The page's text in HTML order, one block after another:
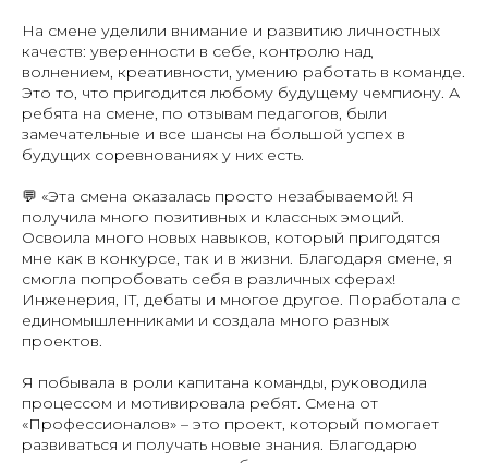
На смене уделили внимание и развитию личностных
качеств: уверенности в себе, контролю над
волнением, креативности, умению работать в команде.
Это то, что пригодится любому будущему чемпиону. А
ребята на смене, по отзывам педагогов, были
замечательные и все шансы на большой успех в
будущих соревнованиях у них есть.
💬 «Эта смена оказалась просто незабываемой! Я
получила много позитивных и классных эмоций.
Освоила много новых навыков, который пригодятся
мне как в конкурсе, так и в жизни. Благодаря смене, я
смогла попробовать себя в различных сферах!
Инженерия, IT, дебаты и многое другое. Поработала с
единомышленниками и создала много разных
проектов.
Я побывала в роли капитана команды, руководила
процессом и мотивировала ребят. Смена от
«Профессионалов» – это проект, который помогает
развиваться и получать новые знания. Благодарю